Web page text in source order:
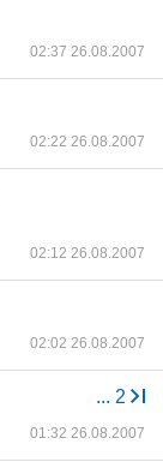
02:37 26.08.2007
02:22 26.08.2007
02:12 26.08.2007
02:02 26.08.2007
... 2
01:32 26.08.2007